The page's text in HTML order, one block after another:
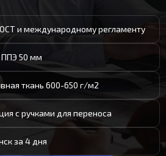
и международному регламенту
50 мм
ткань 600-650 г/м2
с ручками для переноса
за 4 дня